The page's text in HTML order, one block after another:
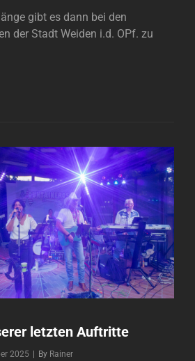
gibt es dann bei den
der Stadt Weiden i.d. OPf. zu
letzten Auftritte
2025 | By Byline
Rainer